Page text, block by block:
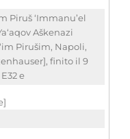
Piruš ‘Immanu’el
Aškenazi
Pirušim, Napoli,
finito il 9
e